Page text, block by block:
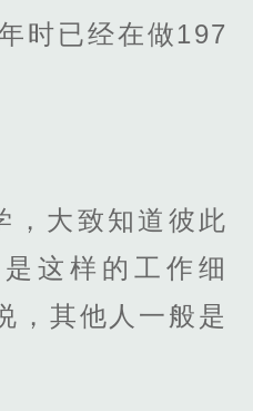
时已经在做197
，大致知道彼此
这样的工作细
，其他人一般是